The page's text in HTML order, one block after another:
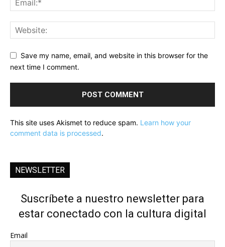
Save my name, email, and website in this browser for the
next time I comment.
This site uses Akismet to reduce spam. Learn how your
comment data is processed.
NEWSLETTER
Suscríbete a nuestro newsletter para
estar conectado con la cultura digital
Email